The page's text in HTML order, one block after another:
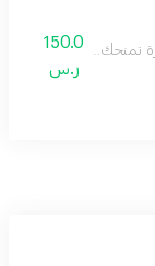
تمنحك رائحة منعشة
150.0
ر.س